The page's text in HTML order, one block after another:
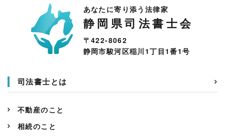
あなたに寄り添う法律家
静岡県司法書士会
〒422-8062
静岡市駿河区稲川1丁目1番1号
司法書士とは
不動産のこと
相続のこと